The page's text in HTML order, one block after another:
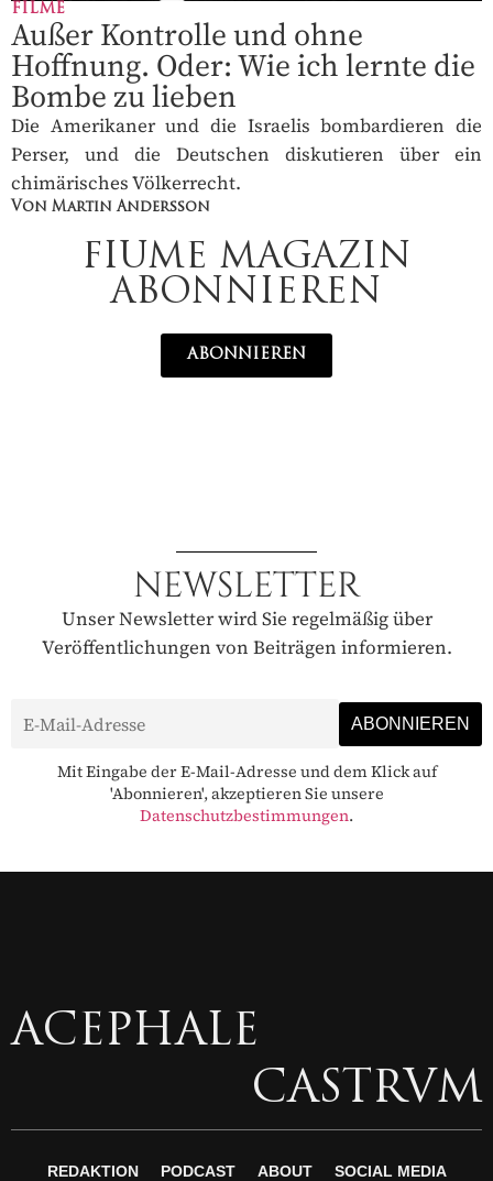
FILME
Außer Kontrolle und ohne
Hoffnung. Oder: Wie ich lernte die
Bombe zu lieben
Die Amerikaner und die Israelis bombardieren die
Perser, und die Deutschen diskutieren über ein
chimärisches Völkerrecht.
Von Martin Andersson
FIUME MAGAZIN
ABONNIEREN
ABONNIEREN
NEWSLETTER
Unser Newsletter wird Sie regelmäßig über
Veröffentlichungen von Beiträgen informieren.
Mit Eingabe der E-Mail-Adresse und dem Klick auf
'Abonnieren', akzeptieren Sie unsere
Datenschutzbestimmungen.
ACEPHALE
CASTRVM
REDAKTION PODCAST ABOUT SOCIAL MEDIA